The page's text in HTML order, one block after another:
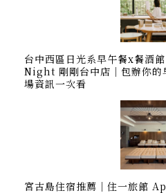
台中西區日光系早午餐x餐酒
Night 剛剛台中店｜包辦你的
場資訊一次看
宮古島住宿推薦｜住一旅館